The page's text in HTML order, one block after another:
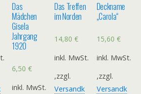
Das
Mädchen
Gisela
Jahrgang
1920
6,50€
inkl. MwSt.
Das Treffen
im Norden
14,80 €
inkl. MwSt.
,zzgl.
Versandk
Deckname
„Carola“
15,60 €
inkl. MwSt.
,zzgl.
Versandk